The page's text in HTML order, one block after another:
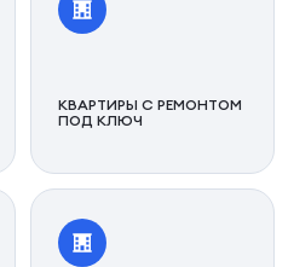
КВАРТИРЫ С РЕМОНТОМ
ПОД КЛЮЧ